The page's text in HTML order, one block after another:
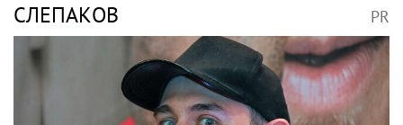
СЛЕПАКОВ PR